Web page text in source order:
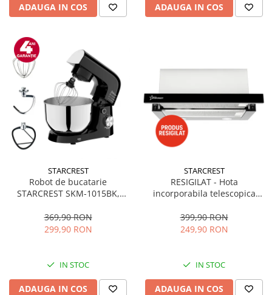
ADAUGA IN COS ADAUGA IN COS
STARCREST
Robot de bucatarie
STARCREST SKM-1015BK,
Accesorii, 10 Viteze + Pulse,
Negru
369,90 RON
299,90 RON
IN STOC
ADAUGA IN COS
STARCREST
RESIGILAT - Hota
incorporabila telescopica
Putere de absorbtie 550 m3/h,
1 Motor, 2 Trepte putere, 60
399,90 RON
249,90 RON
IN STOC
ADAUGA IN COS